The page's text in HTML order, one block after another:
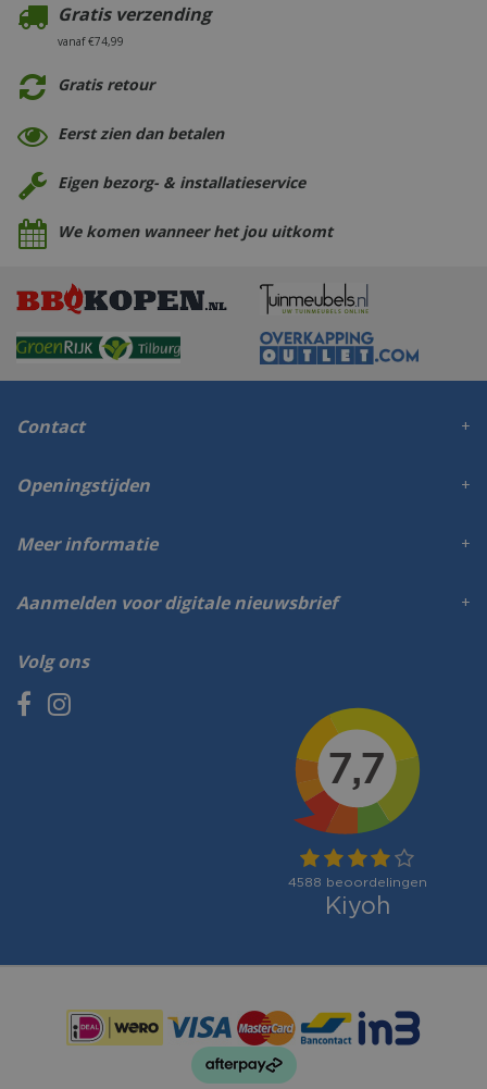
Gratis verzending
vanaf €74,99
Gratis retour
Eerst zien dan betalen
Eigen bezorg- & installatieservice
We komen wanneer het jou uitkomt
Contact
Volg ons
Openingstijden
Meer informatie
Aanmelden voor digitale nieuwsbrief